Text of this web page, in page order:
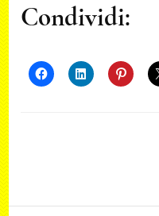
Condividi: